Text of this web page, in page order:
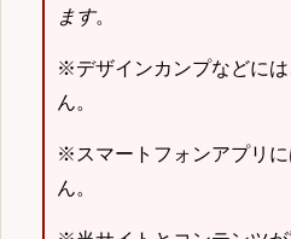
ます。
※デザインカンプなどに
ん。
※スマートフォンアプリ
ん。